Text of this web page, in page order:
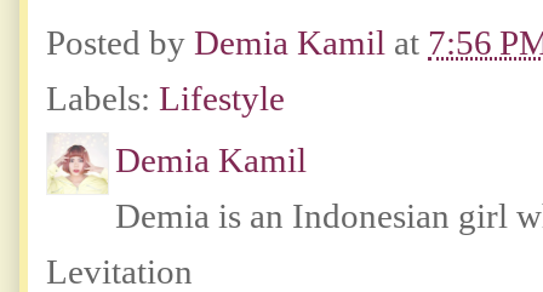
Posted by Demia Kamil at 7:56
Labels: Lifestyle
Demia Kamil
Demia is an Indonesian girl
Levitation